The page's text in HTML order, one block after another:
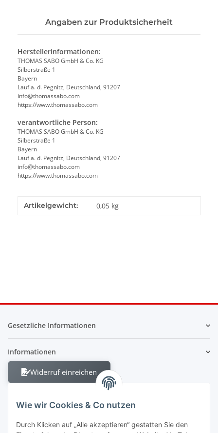
Wie wir Cookies & Co nutzen
Durch Klicken auf „Alle akzeptieren“ gestatten Sie den
Angaben zur Produktsicherheit
Herstellerinformationen:
THOMAS SABO GmbH & Co. KG
Silberstraße 1
Bayern
Lauf a. d. Pegnitz, Deutschland, 91207
info@thomassabo.com
https://www.thomassabo.com
verantwortliche Person:
THOMAS SABO GmbH & Co. KG
Silberstraße 1
Bayern
Lauf a. d. Pegnitz, Deutschland, 91207
info@thomassabo.com
https://www.thomassabo.com
Produkteigenschaft
Wert
Artikelgewicht: 0,05 kg
Gesetzliche Informationen
Informationen
Widerruf einreichen